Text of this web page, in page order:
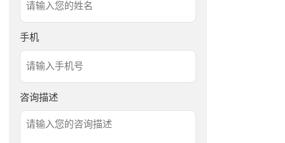
手机
咨询描述